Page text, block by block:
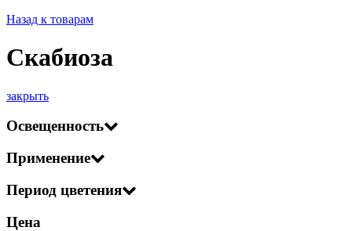
Назад к товарам
Скабиоза
закрыть
Освещенность
Применение
Период цветения
Цена